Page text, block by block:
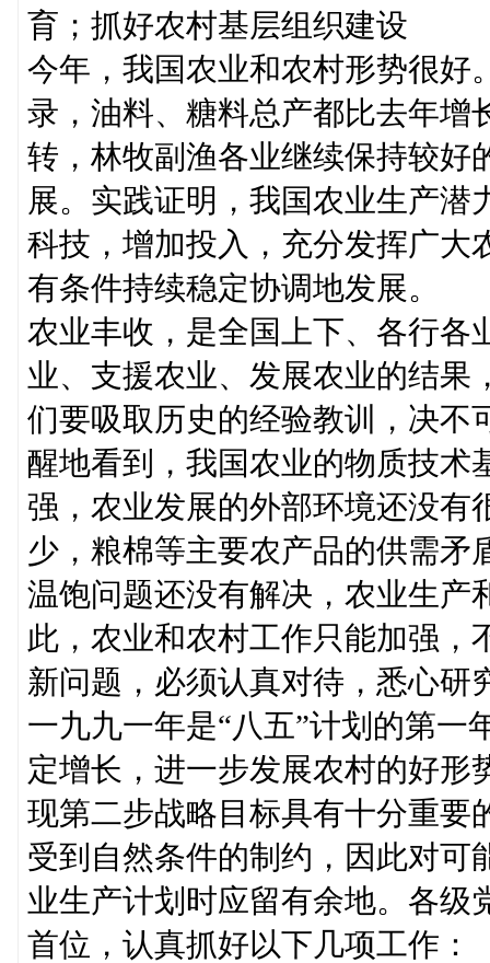
育；抓好农村基层组织建设
今年，我国农业和农村形势很好
录，油料、糖料总产都比去年增
转，林牧副渔各业继续保持较好
展。实践证明，我国农业生产潜
科技，增加投入，充分发挥广大
有条件持续稳定协调地发展。
农业丰收，是全国上下、各行各
业、支援农业、发展农业的结果
们要吸取历史的经验教训，决不
醒地看到，我国农业的物质技术
强，农业发展的外部环境还没有
少，粮棉等主要农产品的供需矛
温饱问题还没有解决，农业生产
此，农业和农村工作只能加强，
新问题，必须认真对待，悉心研
一九九一年是“八五”计划的第一
定增长，进一步发展农村的好形
现第二步战略目标具有十分重要
受到自然条件的制约，因此对可
业生产计划时应留有余地。各级
首位，认真抓好以下几项工作：